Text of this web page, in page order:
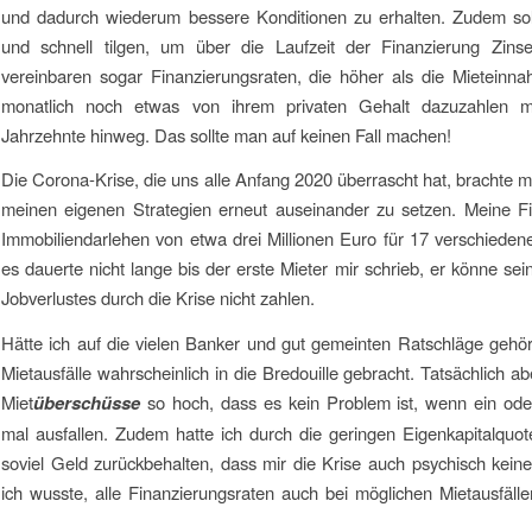
und dadurch wiederum bessere Konditionen zu erhalten. Zudem
und schnell tilgen, um über die Laufzeit der Finanzierung
vereinbaren sogar Finanzierungsraten, die höher als die
monatlich noch etwas von ihrem privaten Gehalt dazuzahlen
Jahrzehnte hinweg. Das sollte man auf keinen Fall machen!
Die Corona-Krise, die uns alle Anfang 2020 überrascht hat, brachte
meinen eigenen Strategien erneut auseinander zu setzen. Meine
Immobiliendarlehen von etwa drei Millionen Euro für 17
es dauerte nicht lange bis der erste Mieter mir schrieb, er könne
Jobverlustes durch die Krise nicht zahlen.
Hätte ich auf die vielen Banker und gut gemeinten Ratschläge
Mietausfälle wahrscheinlich in die Bredouille gebracht. Tatsächlich
Mietüberschüsseso hoch, dass es kein Problem ist, wenn ein
mal ausfallen. Zudem hatte ich durch die geringen
soviel Geld zurückbehalten, dass mir die Krise auch psychisch
ich wusste, alle Finanzierungsraten auch bei möglichen